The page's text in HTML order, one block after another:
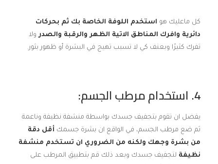
كل ماعليك هو استخدم اللوفة الخاصة بك ثم بحركات
دائرية وافرك المناطق الاتية الظهر والرقبة والصدرولا
تفرك كثيرًا وبعنف كي لا تسبب تهيج في البشرة أو ظهور بثور.
4. استخدام مرطب الجسم:
يفضل ان تقوم بتجفيف جسدك بواسطة منشفة نظيفة وناعمة
ثم ضع مرطب الجسم، في الواقع ان بشرة جسمك أقل دقة
من بشرة وجهك ولكنه من الضروري ان تستخدم منشفة
نظيفة لتجفيف جسدك وبعد ذلك قم بتطبيق المرطب على